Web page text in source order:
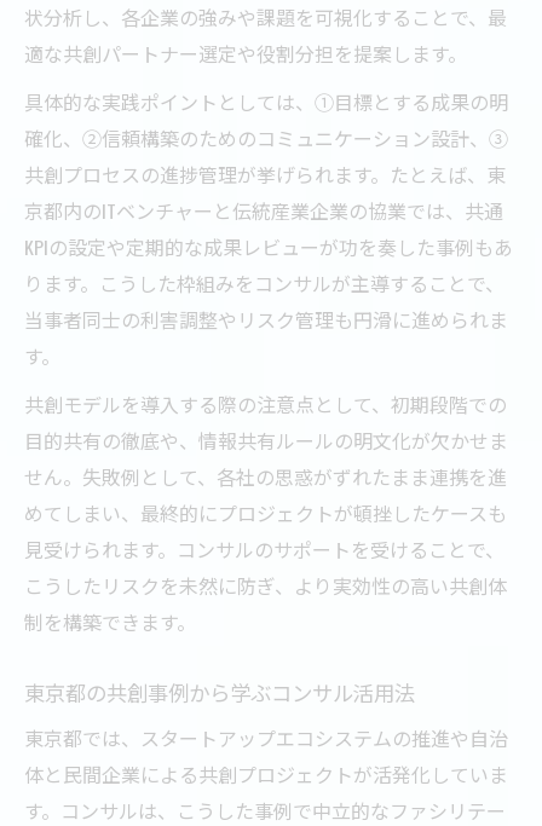
状分析し、各企業の強みや課題を可視化することで、最
適な共創パートナー選定や役割分担を提案します。
具体的な実践ポイントとしては、①目標とする成果の明
確化、②信頼構築のためのコミュニケーション設計、③
共創プロセスの進捗管理が挙げられます。たとえば、東
京都内のITベンチャーと伝統産業企業の協業では、共通
KPIの設定や定期的な成果レビューが功を奏した事例もあ
ります。こうした枠組みをコンサルが主導することで、
当事者同士の利害調整やリスク管理も円滑に進められま
す。
共創モデルを導入する際の注意点として、初期段階での
目的共有の徹底や、情報共有ルールの明文化が欠かせま
せん。失敗例として、各社の思惑がずれたまま連携を進
めてしまい、最終的にプロジェクトが頓挫したケースも
見受けられます。コンサルのサポートを受けることで、
こうしたリスクを未然に防ぎ、より実効性の高い共創体
制を構築できます。
東京都の共創事例から学ぶコンサル活用法
東京都では、スタートアップエコシステムの推進や自治
体と民間企業による共創プロジェクトが活発化していま
す。コンサルは、こうした事例で中立的なファシリテー